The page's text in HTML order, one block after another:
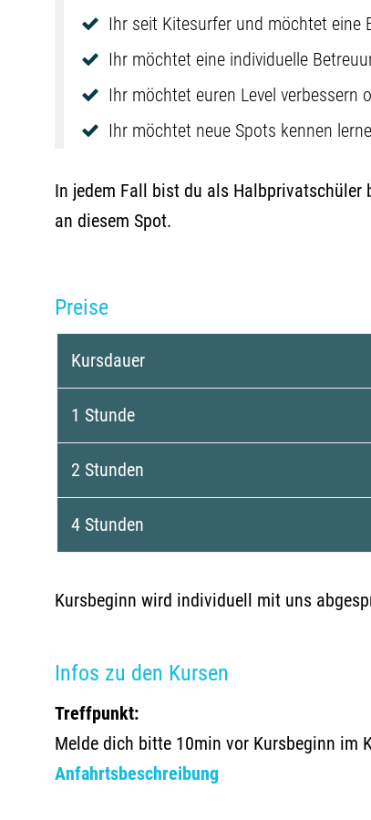
Ihr seit Kitesurfer und möchtet eine
Ihr möchtet eine individuelle
Ihr möchtet euren Level verbessern
Ihr möchtet neue Spots kennen
In jedem Fall bist du als Halbprivatschüler
an diesem Spot.
Preise
Kursdauer
1 Stunde
2 Stunden
4 Stunden
Kursbeginn wird individuell mit uns
Infos zu den Kursen
Treffpunkt:
Melde dich bitte 10min vor Kursbeginn im
Anfahrtsbeschreibung